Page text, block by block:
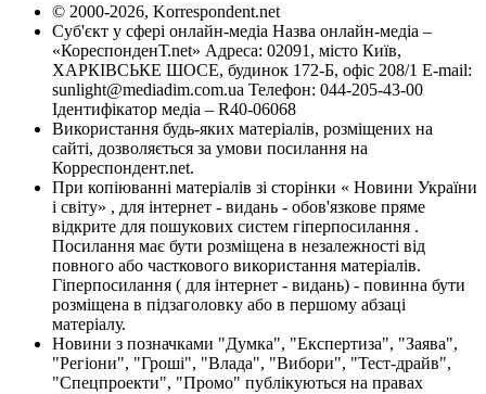
© 2000-2026, Korrespondent.net
Суб'єкт у сфері онлайн-медіа Назва онлайн-медіа –
«КореспонденТ.net» Адреса: 02091, місто Київ,
ХАРКІВСЬКЕ ШОСЕ, будинок 172-Б, офіс 208/1 E-mail:
sunlight@mediadim.com.ua Телефон: 044-205-43-00
Ідентифікатор медіа – R40-06068
Використання будь-яких матеріалів, розміщених на
сайті, дозволяється за умови посилання на
Корреспондент.net.
При копіюванні матеріалів зі сторінки « Новини України
і світу» , для інтернет - видань - обов'язкове пряме
відкрите для пошукових систем гіперпосилання .
Посилання має бути розміщена в незалежності від
повного або часткового використання матеріалів.
Гіперпосилання ( для інтернет - видань) - повинна бути
розміщена в підзаголовку або в першому абзаці
матеріалу.
Новини з позначками "Думка", "Експертиза", "Заява",
"Регіони", "Гроші", "Влада", "Вибори", "Тест-драйв",
"Спецпроекти", "Промо" публікуються на правах